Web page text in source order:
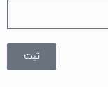
ثبت